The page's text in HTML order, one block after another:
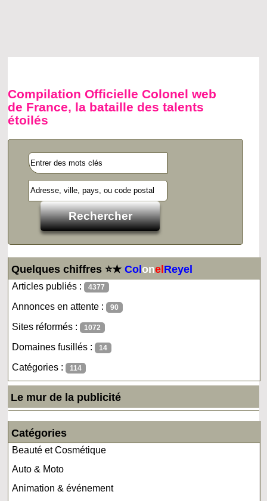
Compilation Officielle Colonel web
de France, la bataille des talents
étoilés
Quelques chiffres ⭐★ColonelReyel
Articles publiés : 4377
Annonces en attente : 90
Sites réformés : 1072
Domaines fusillés : 14
Catégories : 114
Le mur de la publicité
Catégories
Beauté et Cosmétique
Auto & Moto
Animation & événement